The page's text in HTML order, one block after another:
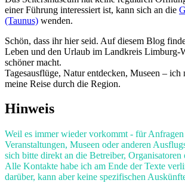
einer Führung interessiert ist, kann sich an die
(Taunus) wenden.
Schön, dass ihr hier seid. Auf diesem Blog
Leben und den Urlaub im Landkreis Limburg-
schöner macht.
Tagesausflüge, Natur entdecken, Museen – ich
meine Reise durch die Region.
Hinweis
Weil es immer wieder vorkommt - für Anfragen
Veranstaltungen, Museen oder anderen
sich bitte direkt an die Betreiber,
Alle Kontakte habe ich am Ende der Texte
darüber, kann aber keine spezifischen